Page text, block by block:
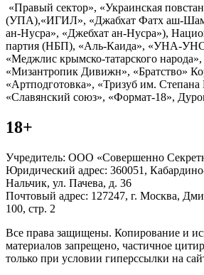
«Правый сектор», «Украинская
(УПА),«ИГИЛ», «Джабхат Фатх аш-
ан-Нусра», «Джебхат ан-Нусра»),
партия (НБП), «Аль-Каида», «УНА-
«Меджлис крымско-татарского
«Мизантропик Дивижн», «Братство»
«Артподготовка», «Тризуб им.
«Славянский союз», «Формат-18»,
18+
Учредитель: ООО «Совершенно
Юридический адрес: 360051,
Нальчик, ул. Пачева, д. 36
Почтовый адрес: 127247, г. Москва,
100, стр. 2
Все права защищены. Копирование и
материалов запрещено, частичное
только при условии гиперссылки на